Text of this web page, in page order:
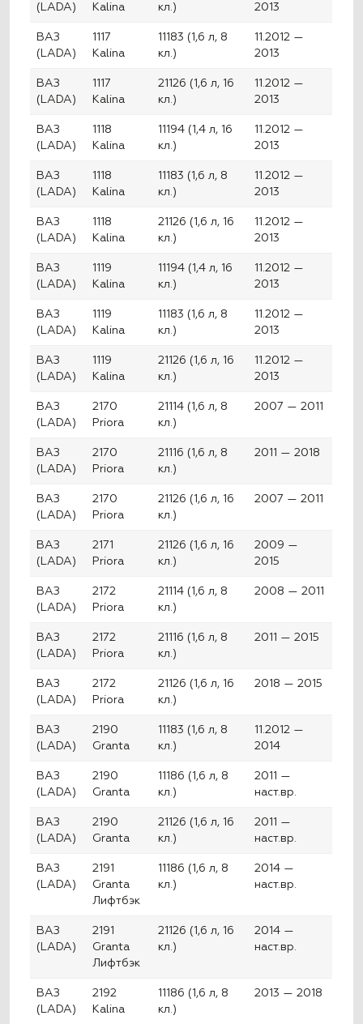
(LADA) Kalina кл.) 2013
ВАЗ
(LADA)
1117
Kalina
11183 (1,6 л, 8
кл.)
11.2012 —
2013
ВАЗ
(LADA)
1117
Kalina
21126 (1,6 л, 16
кл.)
11.2012 —
2013
ВАЗ
(LADA)
1118
Kalina
11194 (1,4 л, 16
кл.)
11.2012 —
2013
ВАЗ
(LADA)
1118
Kalina
11183 (1,6 л, 8
кл.)
11.2012 —
2013
ВАЗ
(LADA)
1118
Kalina
21126 (1,6 л, 16
кл.)
11.2012 —
2013
ВАЗ
(LADA)
1119
Kalina
11194 (1,4 л, 16
кл.)
11.2012 —
2013
ВАЗ
(LADA)
1119
Kalina
11183 (1,6 л, 8
кл.)
11.2012 —
2013
ВАЗ
(LADA)
1119
Kalina
21126 (1,6 л, 16
кл.)
11.2012 —
2013
ВАЗ
(LADA)
2170
Priora
21114 (1,6 л, 8
кл.)
2007 — 2011
ВАЗ
(LADA)
2170
Priora
21116 (1,6 л, 8
кл.)
2011 — 2018
ВАЗ
(LADA)
2170
Priora
21126 (1,6 л, 16
кл.)
2007 — 2011
ВАЗ
(LADA)
2171
Priora
21126 (1,6 л, 16
кл.)
2009 —
2015
ВАЗ
(LADA)
2172
Priora
21114 (1,6 л, 8
кл.)
2008 — 2011
ВАЗ
(LADA)
2172
Priora
21116 (1,6 л, 8
кл.)
2011 — 2015
ВАЗ
(LADA)
2172
Priora
21126 (1,6 л, 16
кл.)
2018 — 2015
ВАЗ
(LADA)
2190
Granta
11183 (1,6 л, 8
кл.)
11.2012 —
2014
ВАЗ
(LADA)
2190
Granta
11186 (1,6 л, 8
кл.)
2011 —
наст.вр.
ВАЗ
(LADA)
2190
Granta
21126 (1,6 л, 16
кл.)
2011 —
наст.вр.
ВАЗ
(LADA)
2191
Granta
Лифтбэк
11186 (1,6 л, 8
кл.)
2014 —
наст.вр.
ВАЗ
(LADA)
2191
Granta
Лифтбэк
21126 (1,6 л, 16
кл.)
2014 —
наст.вр.
ВАЗ
(LADA)
2192
Kalina
11186 (1,6 л, 8
кл.)
2013 — 2018